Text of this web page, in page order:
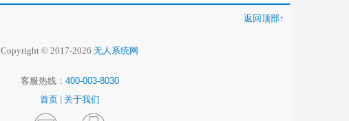
返回顶部↑
Copyright © 2017-2026 无人系统网
客服热线： 400-003-8030
首页
关于我们